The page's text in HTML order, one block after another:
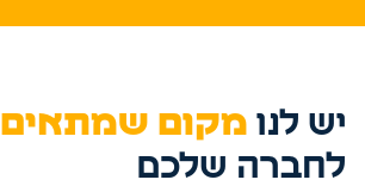
יש לנו מקום שמתאים
לחברה שלכם